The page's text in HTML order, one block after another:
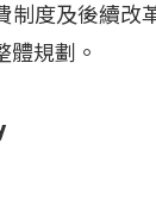
制度及後續改
體規劃。​